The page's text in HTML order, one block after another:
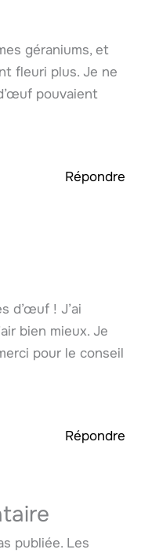
géraniums, et
fleuri plus. Je ne
pouvaient
Répondre
d’œuf ! J’ai
bien mieux. Je
pour le conseil
Répondre
publiée. Les